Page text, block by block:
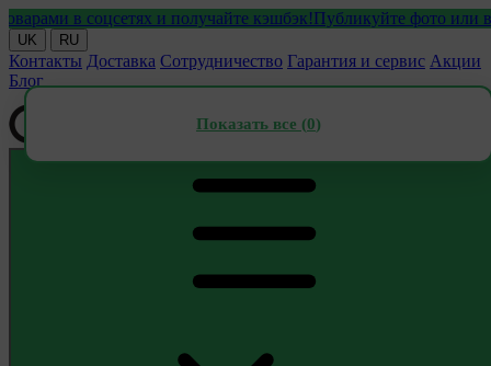
в соцсетях и получайте кэшбэк!Публикуйте фото или видео
UK RU
Контакты Доставка Сотрудничество Гарантия и сервис Акции
Блог
Показать все (0)